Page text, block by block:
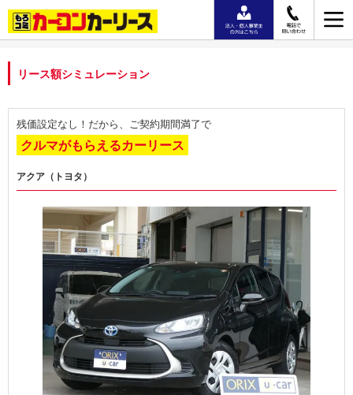
リース額シミュレーション
残価設定なし！だから、ご契約期間満了で
クルマがもらえるカーリース
アクア（トヨタ）